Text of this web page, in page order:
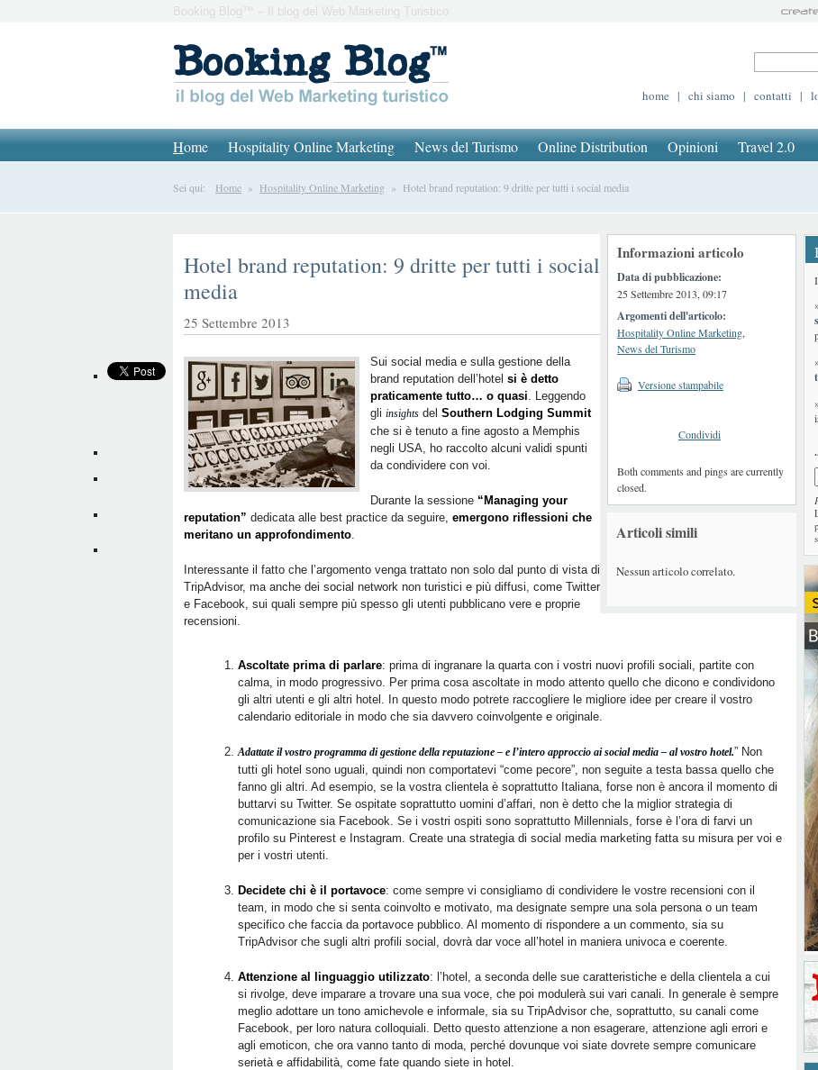
Booking Blog™ – Il blog del Web Marketing Turistico
home | chi siamo | contatti |
Home Hospitality Online Marketing News del Turismo Online Distribution Opinioni Travel 2.0
Sei qui: Home » Hospitality Online Marketing » Hotel brand reputation: 9 dritte per tutti i social media
Informazioni articolo
Data di pubblicazione:
25 Settembre 2013, 09:17
Argomenti dell'articolo:
Hospitality Online Marketing,
News del Turismo
Versione stampabile
Condividi
Both comments and pings are currently
closed.
Articoli simili
Nessun articolo correlato.
Hotel brand reputation: 9 dritte per tutti i social
media
25 Settembre 2013
Sui social media e sulla gestione della
brand reputation dell’hotel si è detto
praticamente tutto… o quasi. Leggendo
gli insights del Southern Lodging Summit
che si è tenuto a fine agosto a Memphis
negli USA, ho raccolto alcuni validi spunti
da condividere con voi.
Durante la sessione “Managing your
reputation” dedicata alle best practice da seguire, emergono riflessioni che
meritano un approfondimento.
Interessante il fatto che l’argomento venga trattato non solo dal punto di vista di
TripAdvisor, ma anche dei social network non turistici e più diffusi, come Twitter
e Facebook, sui quali sempre più spesso gli utenti pubblicano vere e proprie
recensioni.
Ascoltate prima di parlare: prima di ingranare la quarta con i vostri nuovi profili sociali, partite con
calma, in modo progressivo. Per prima cosa ascoltate in modo attento quello che dicono e condividono
gli altri utenti e gli altri hotel. In questo modo potrete raccogliere le migliore idee per creare il vostro
calendario editoriale in modo che sia davvero coinvolgente e originale.
Adattate il vostro programma di gestione della reputazione – e l’intero approccio ai social media – al vostro hotel.” Non
tutti gli hotel sono uguali, quindi non comportatevi “come pecore”, non seguite a testa bassa quello che
fanno gli altri. Ad esempio, se la vostra clientela è soprattutto Italiana, forse non è ancora il momento di
buttarvi su Twitter. Se ospitate soprattutto uomini d’affari, non è detto che la miglior strategia di
comunicazione sia Facebook. Se i vostri ospiti sono soprattutto Millennials, forse è l’ora di farvi un
profilo su Pinterest e Instagram. Create una strategia di social media marketing fatta su misura per voi e
per i vostri utenti.
Decidete chi è il portavoce: come sempre vi consigliamo di condividere le vostre recensioni con il
team, in modo che si senta coinvolto e motivato, ma designate sempre una sola persona o un team
specifico che faccia da portavoce pubblico. Al momento di rispondere a un commento, sia su
TripAdvisor che sugli altri profili social, dovrà dar voce all’hotel in maniera univoca e coerente.
Attenzione al linguaggio utilizzato: l’hotel, a seconda delle sue caratteristiche e della clientela a cui
si rivolge, deve imparare a trovare una sua voce, che poi modulerà sui vari canali. In generale è sempre
meglio adottare un tono amichevole e informale, sia su TripAdvisor che, soprattutto, su canali come
Facebook, per loro natura colloquiali. Detto questo attenzione a non esagerare, attenzione agli errori e
agli emoticon, che ora vanno tanto di moda, perché dovunque voi siate dovrete sempre comunicare
serietà e affidabilità, come fate quando siete in hotel.